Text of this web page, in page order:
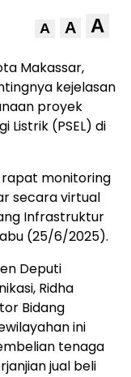
A A A
Makassar,
kejelasan
proyek
Listrik (PSEL) di
rapat monitoring
secara virtual
Infrastruktur
(25/6/2025).
Deputi
Ridha
Bidang
ini
tenaga
jual beli